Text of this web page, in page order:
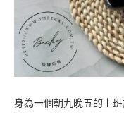
身為一個朝九晚五的上